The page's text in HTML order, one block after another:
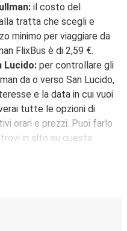
il costo del
tratta che scegli e
minimo per viaggiare da
FlixBus è di 2,59 €.
Lucido: per controllare gli
da o verso San Lucido,
e la data in cui vuoi
tutte le opzioni di
orari e prezzi. Puoi farlo
in alto su questa
fermata d'interesse,